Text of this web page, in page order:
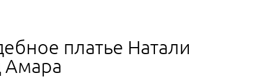
платье Натали
Амара